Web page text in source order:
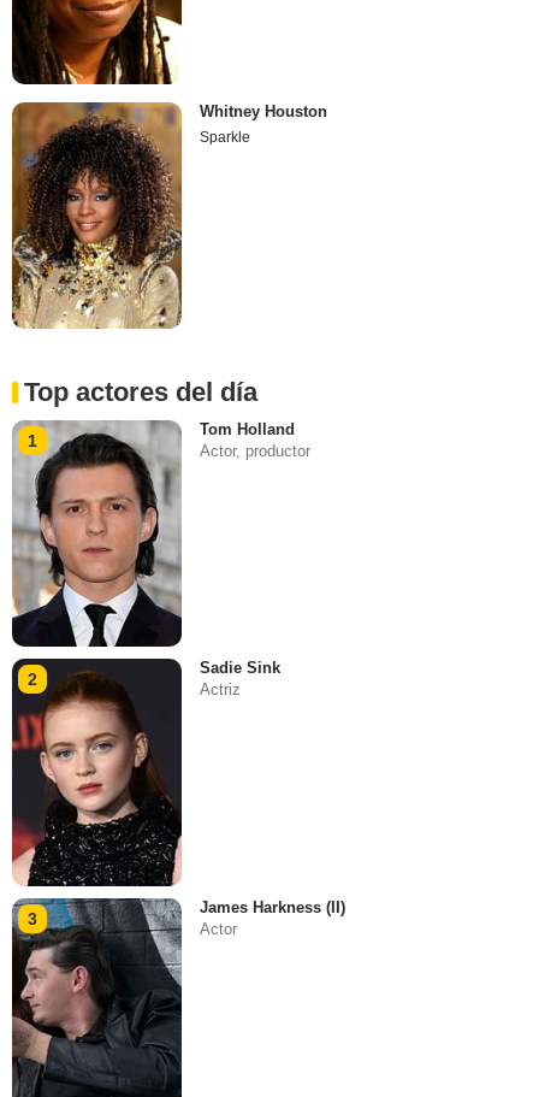
Whitney Houston
Sparkle
Top actores del día
1
Tom Holland
Actor, productor
2
Sadie Sink
Actriz
3
James Harkness (II)
Actor